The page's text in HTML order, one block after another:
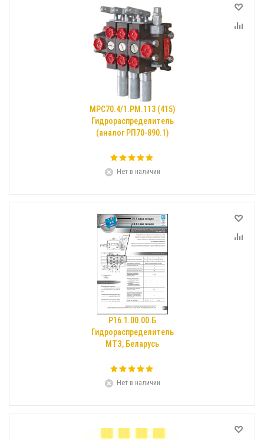
МРС70.4/1.РМ.113 (415)
Гидрораспределитель
(аналог РП70-890.1)
Нет в наличии
Р16.1.00.00.Б
Гидрораспределитель
МТЗ, Беларусь
Нет в наличии